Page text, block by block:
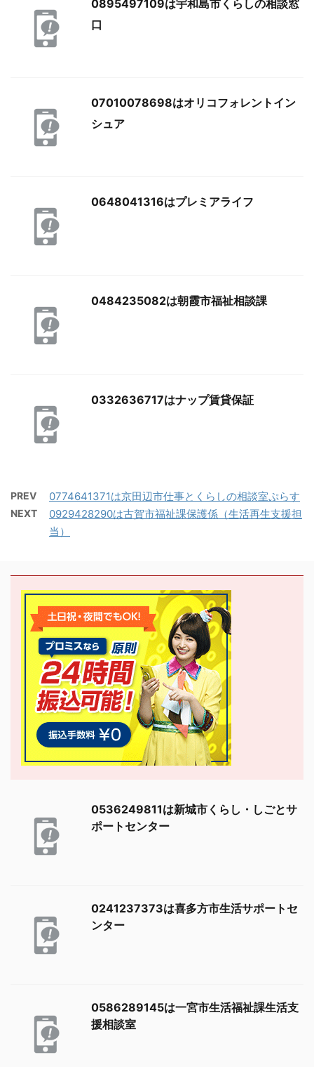
0895497109は宇和島市くらしの相談窓
口
07010078698はオリコフォレントイン
シュア
0648041316はプレミアライフ
0484235082は朝霞市福祉相談課
0332636717はナップ賃貸保証
PREV 0774641371は京田辺市仕事とくらしの相談室ぷらす
NEXT
0929428290は古賀市福祉課保護係（生活再生支援担
当）
0536249811は新城市くらし・しごとサ
ポートセンター
0241237373は喜多方市生活サポートセ
ンター
0586289145は一宮市生活福祉課生活支
援相談室